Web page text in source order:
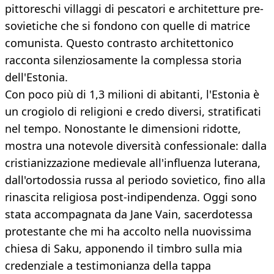
pittoreschi villaggi di pescatori e architetture pre-
sovietiche che si fondono con quelle di matrice
comunista. Questo contrasto architettonico
racconta silenziosamente la complessa storia
dell'Estonia.
Con poco più di 1,3 milioni di abitanti, l'Estonia è
un crogiolo di religioni e credo diversi, stratificati
nel tempo. Nonostante le dimensioni ridotte,
mostra una notevole diversità confessionale: dalla
cristianizzazione medievale all'influenza luterana,
dall'ortodossia russa al periodo sovietico, fino alla
rinascita religiosa post-indipendenza. Oggi sono
stata accompagnata da Jane Vain, sacerdotessa
protestante che mi ha accolto nella nuovissima
chiesa di Saku, apponendo il timbro sulla mia
credenziale a testimonianza della tappa